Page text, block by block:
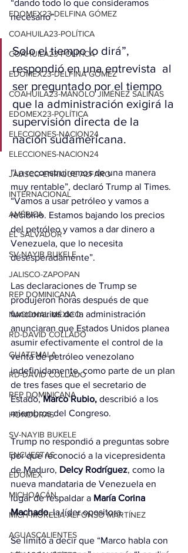
EDOMEX23-DELFINA GÓMEZ
COAHUILA23-POLÍTICA
COAHUILA23-POLÍTICA
EDOMEX23-DELFINA GÓMEZ
COAHUILA23-MANOLO JIMÉNEZ SALINAS
EDOMEX23-POLÍTICA
ELECCIONES-NACION24
ELECCIONES-NACION24
JALISCO-ENRIQUE ALFARO
INTERNACIONAL
AMÉRICA
EL SALVADOR
SV-NAYIB BUKELE
JALISCO-ZAPOPAN
REP DOMINICANA
NACIONAL MÉXICO
RD-DAVID COLLADO
GUATEMALA
RD-DAVID COLLADO
REP DOMINICANA
HONDURAS
SV-NAYIB BUKELE
ENCUESTAS
EDOMEX
MICHOACÁN
MICH-MORELIA-ALFONSO MARTÍNEZ
AGUASCALIENTES
“dando todo lo que consideramos
necesario”.
Solo el tiempo lo dirá”,
respondió en una entrevista  al
ser preguntado por el tiempo
que la administración exigirá la
supervisión directa de la
nación sudamericana.
“La reconstruiremos de una manera
muy rentable”, declaró Trump al Times.
“Vamos a usar petróleo y vamos a
recibirlo. Estamos bajando los precios
del petróleo y vamos a dar dinero a
Venezuela, que lo necesita
desesperadamente”.
Las declaraciones de Trump se
produjeron horas después de que
funcionarios de la administración
anunciaran que Estados Unidos planea
asumir efectivamente el control de la
venta de petróleo venezolano
indefinidamente, como parte de un plan
de tres fases que el secretario de
Estado, Marco Rubio, describió a los
miembros del Congreso.
Trump no respondió a preguntas sobre
por qué reconoció a la vicepresidenta
de Maduro, Delcy Rodríguez, como la
nueva mandataria de Venezuela en
lugar de respaldar a María Corina
Machado, la líder opositora.
Se limitó a decir que “Marco habla con